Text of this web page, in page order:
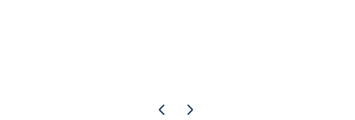
Pagina precedente
Pagina successiva